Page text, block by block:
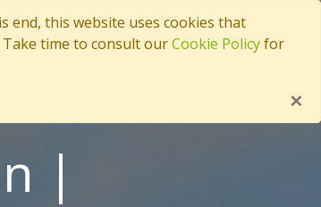
end, this website uses cookies that
time to consult ourCookie Policyfor
×
Contact Language: English
|